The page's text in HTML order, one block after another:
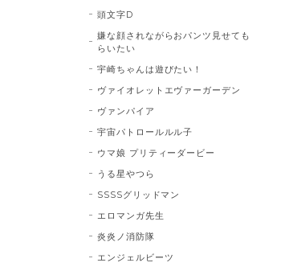
頭文字D
嫌な顔されながらおパンツ見せても
らいたい
宇崎ちゃんは遊びたい！
ヴァイオレットエヴァーガーデン
ヴァンパイア
宇宙パトロールルル子
ウマ娘 プリティーダービー
うる星やつら
SSSSグリッドマン
エロマンガ先生
炎炎ノ消防隊
エンジェルビーツ